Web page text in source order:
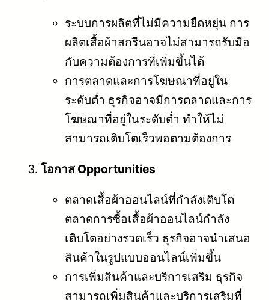
ระบบการผลิตที่ไม่มีความยืดหยุ่น การ
ผลิตเสื้อผ้าสกรีนอาจไม่สามารถรับมือ
กับความต้องการที่เพิ่มขึ้นได้
การตลาดและการโฆษณาที่อยู่ใน
ระดับต่ำ ธุรกิจอาจมีการตลาดและการ
โฆษณาที่อยู่ในระดับต่ำ ทำให้ไม่
สามารถเติบโตเร็วพอตามต้องการ
โอกาส Opportunities
ตลาดเสื้อผ้าออนไลน์ที่กำลังเติบโต
ตลาดการซื้อเสื้อผ้าออนไลน์กำลัง
เติบโตอย่างรวดเร็ว ธุรกิจอาจนำเสนอ
สินค้าในรูปแบบออนไลน์เพิ่มขึ้น
การเพิ่มสินค้าและบริการเสริม ธุรกิจ
สามารถเพิ่มสินค้าและบริการเสริมที่